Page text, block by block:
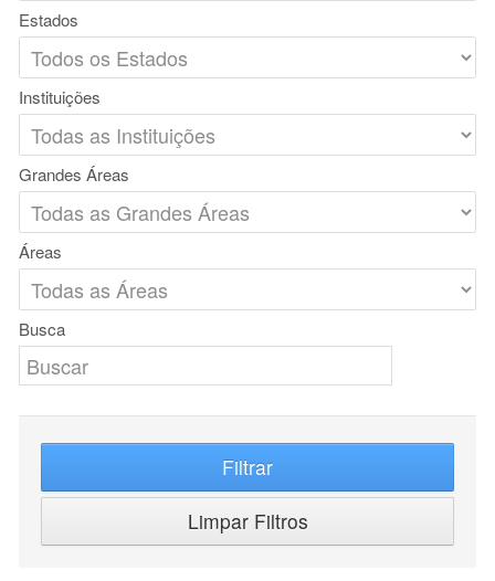
Estados
Instituições
Grandes Áreas
Áreas
Busca
Filtrar
Limpar Filtros